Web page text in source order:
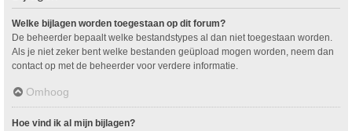
Welke bijlagen worden toegestaan op dit forum?
De beheerder bepaalt welke bestandstypes al dan niet toegestaan worden.
Als je niet zeker bent welke bestanden geüpload mogen worden, neem dan
contact op met de beheerder voor verdere informatie.
Omhoog
Hoe vind ik al mijn bijlagen?